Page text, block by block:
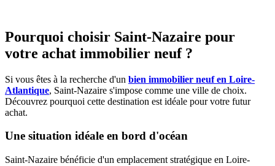
Pourquoi choisir Saint-Nazaire pour
votre achat immobilier neuf ?
Si vous êtes à la recherche d'un bien immobilier neuf en Loire-
Atlantique, Saint-Nazaire s'impose comme une ville de choix.
Découvrez pourquoi cette destination est idéale pour votre futur
achat.
Une situation idéale en bord d'océan
Saint-Nazaire bénéficie d'un emplacement stratégique en Loire-